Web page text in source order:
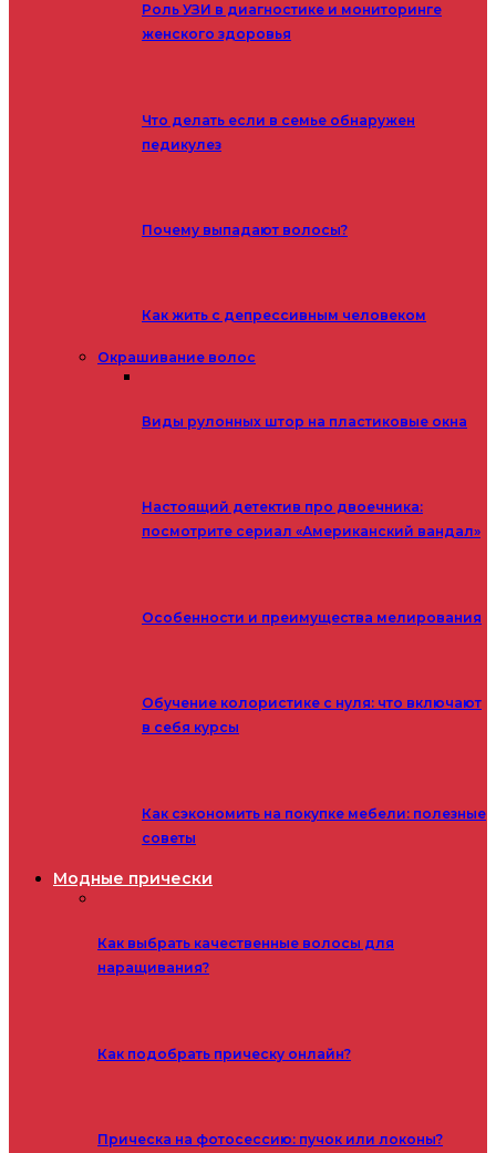
Роль УЗИ в диагностике и мониторинге
женского здоровья
Что делать если в семье обнаружен
педикулез
Почему выпадают волосы?
Как жить с депрессивным человеком
Окрашивание волос
Виды рулонных штор на пластиковые окна
Настоящий детектив про двоечника:
посмотрите сериал «Американский вандал»
Особенности и преимущества мелирования
Обучение колористике с нуля: что включают
в себя курсы
Как сэкономить на покупке мебели: полезные
советы
Модные прически
Как выбрать качественные волосы для
наращивания?
Как подобрать прическу онлайн?
Прическа на фотосессию: пучок или локоны?